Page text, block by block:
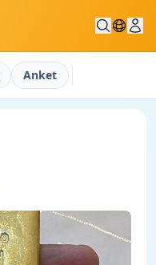
Anket